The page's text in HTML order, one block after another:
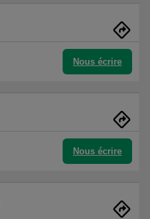
Nous écrire
Nous écrire